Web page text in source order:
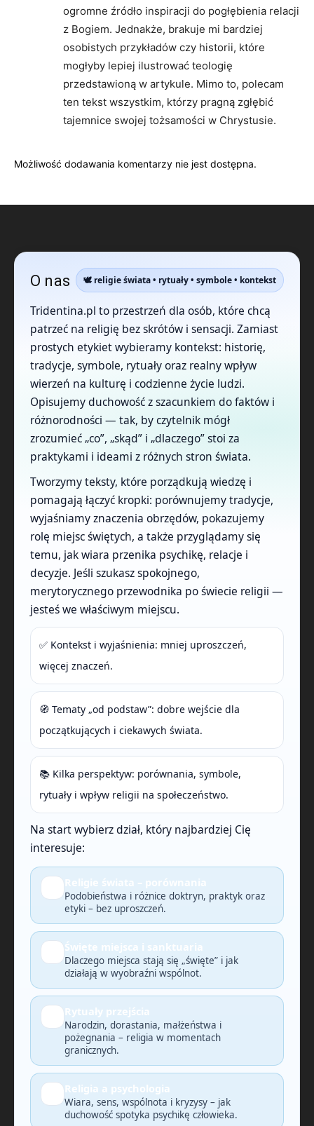
ogromne źródło inspiracji do pogłębienia relacji
z Bogiem. Jednakże, brakuje mi bardziej
osobistych przykładów czy historii, które
mogłyby lepiej ilustrować teologię
przedstawioną w artykule. Mimo to, polecam
ten tekst wszystkim, którzy pragną zgłębić
tajemnice swojej tożsamości w Chrystusie.
Możliwość dodawania komentarzy nie jest dostępna.
O nas 🕊️ religie świata • rytuały • symbole • kontekst
Tridentina.pl to przestrzeń dla osób, które chcą
patrzeć na religię bez skrótów i sensacji. Zamiast
prostych etykiet wybieramy kontekst: historię,
tradycje, symbole, rytuały oraz realny wpływ
wierzeń na kulturę i codzienne życie ludzi.
Opisujemy duchowość z szacunkiem do faktów i
różnorodności — tak, by czytelnik mógł
zrozumieć „co”, „skąd” i „dlaczego” stoi za
praktykami i ideami z różnych stron świata.
Tworzymy teksty, które porządkują wiedzę i
pomagają łączyć kropki: porównujemy tradycje,
wyjaśniamy znaczenia obrzędów, pokazujemy
rolę miejsc świętych, a także przyglądamy się
temu, jak wiara przenika psychikę, relacje i
decyzje. Jeśli szukasz spokojnego,
merytorycznego przewodnika po świecie religii —
jesteś we właściwym miejscu.
✅ Kontekst i wyjaśnienia: mniej uproszczeń,
więcej znaczeń.
🧭 Tematy „od podstaw”: dobre wejście dla
początkujących i ciekawych świata.
📚 Kilka perspektyw: porównania, symbole,
rytuały i wpływ religii na społeczeństwo.
Na start wybierz dział, który najbardziej Cię
interesuje:
Religie świata – porównania
Podobieństwa i różnice doktryn, praktyk oraz
etyki – bez uproszczeń.
Święte miejsca i sanktuaria
Dlaczego miejsca stają się „święte” i jak
działają w wyobraźni wspólnot.
Rytuały przejścia
Narodzin, dorastania, małżeństwa i
pożegnania – religia w momentach
granicznych.
Religia a psychologia
Wiara, sens, wspólnota i kryzysy – jak
duchowość spotyka psychikę człowieka.